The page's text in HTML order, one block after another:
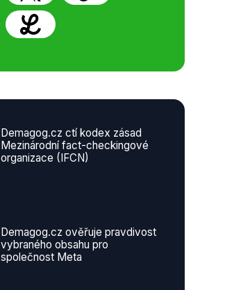
Demagog.cz ctí kodex zásad
Mezinárodní fact-checkingové
organizace (IFCN)
Demagog.cz ověřuje pravdivost
vybraného obsahu pro
společnost Meta